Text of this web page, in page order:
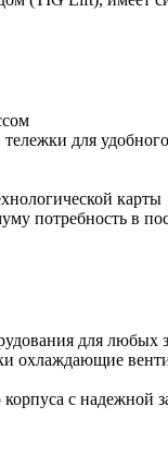
для
карты
потребность в
для любых
охлаждающие
с